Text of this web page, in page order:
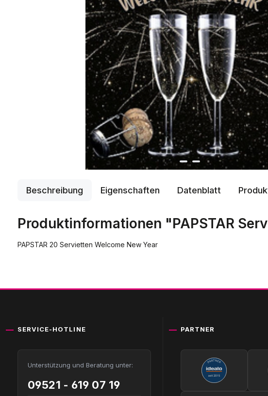
Beschreibung Eigenschaften Datenblatt
Produktinformationen "PAPSTAR
PAPSTAR 20 Servietten Welcome New Year
SERVICE-HOTLINE
Unterstützung und Beratung unter:
09521 - 619 07 19
PARTNER